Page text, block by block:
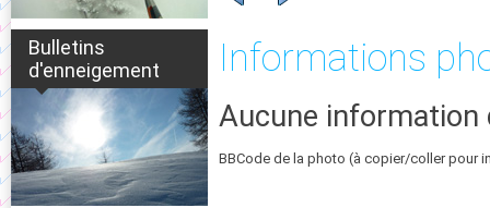
Bulletins
d'enneigement
Informations
Aucune information
BBCode de la photo (à copier/coller pour